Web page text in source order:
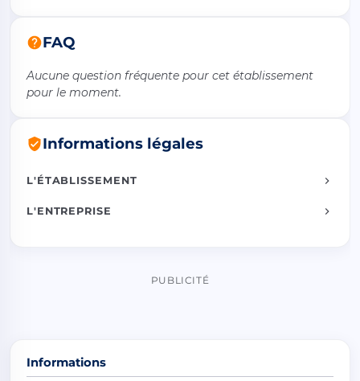
FAQ
Aucune question fréquente pour cet établissement
pour le moment.
Informations légales
L'ÉTABLISSEMENT
L'ENTREPRISE
PUBLICITÉ
Informations